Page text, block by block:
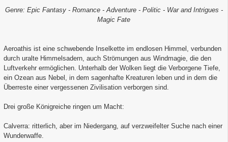
Genre: Epic Fantasy - Romance - Adventure - Politic - War and Intrigues -
Magic Fate
Aeroathis ist eine schwebende Inselkette im endlosen Himmel, verbunden
durch uralte Himmelsadern, auch Strömungen aus Windmagie, die den
Luftverkehr ermöglichen. Unterhalb der Wolken liegt die Verborgene Tiefe,
ein Ozean aus Nebel, in dem sagenhafte Kreaturen leben und in dem die
Überreste einer vergessenen Zivilisation verborgen sind.
Drei große Königreiche ringen um Macht:
Calverra: ritterlich, aber im Niedergang, auf verzweifelter Suche nach einer
Wunderwaffe.